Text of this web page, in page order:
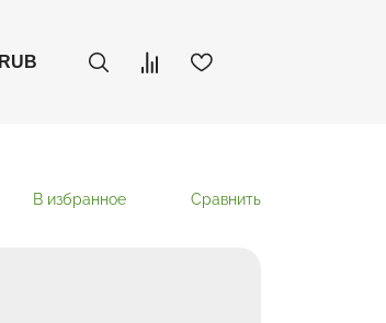
RUB
В избранное Сравнить